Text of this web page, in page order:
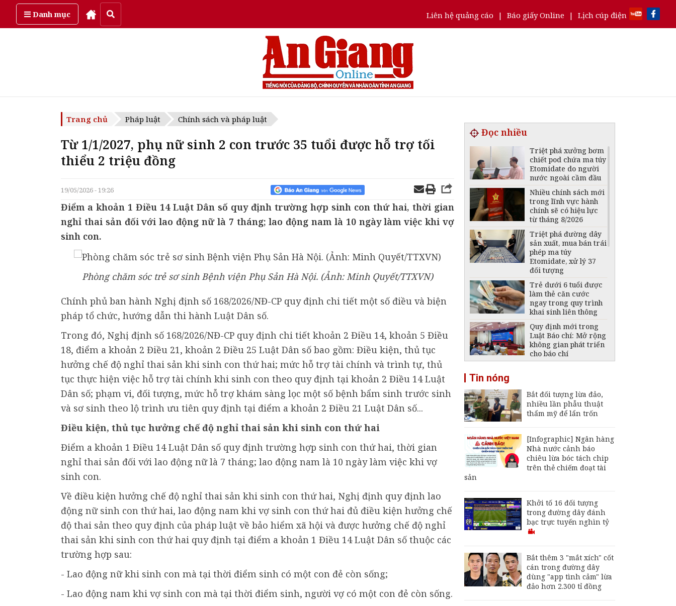
Danh mục Liên hệ quảng cáo | Báo giấy Online | Lịch cúp điện
Thứ năm, ngày 6/08/2026
Trang chủ Pháp luật Chính sách và pháp luật
Từ 1/1/2027, phụ nữ sinh 2 con trước 35 tuổi được hỗ trợ tối
thiểu 2 triệu đồng
19/05/2026 - 19:26
Điểm a khoản 1 Điều 14 Luật Dân số quy định trường hợp sinh con thứ hai, thời gian
nghỉ thai sản đối với lao động nữ là 7 tháng; lao động nam là 10 ngày làm việc khi vợ
sinh con.
Phòng chăm sóc trẻ sơ sinh Bệnh viện Phụ Sản Hà Nội. (Ảnh: Minh Quyết/TTXVN)
Chính phủ ban hành Nghị định số 168/2026/NĐ-CP quy định chi tiết một số điều và biện
pháp tổ chức, hướng dẫn thi hành Luật Dân số.
Trong đó, Nghị định số 168/2026/NĐ-CP quy định chi tiết khoản 2 Điều 14, khoản 5 Điều
18, điểm a khoản 2 Điều 21, khoản 2 Điều 25 Luật Dân số bao gồm: Điều kiện, thủ tục
hưởng chế độ nghỉ thai sản khi sinh con thứ hai; mức hỗ trợ tài chính và trình tự, thủ
tục thực hiện việc hỗ trợ tài chính khi sinh con theo quy định tại khoản 2 Điều 14 Luật
Dân số; phạm vi, đối tượng, mức hỗ trợ khám sàng lọc một số bệnh bẩm sinh trước sinh
và sơ sinh theo lộ trình ưu tiên quy định tại điểm a khoản 2 Điều 21 Luật Dân số...
Điều kiện, thủ tục hưởng chế độ nghỉ thai sản khi sinh con thứ hai
Điểm a khoản 1 Điều 14 Luật Dân số quy định trường hợp sinh con thứ hai, thời gian
nghỉ thai sản đối với lao động nữ là 7 tháng; lao động nam là 10 ngày làm việc khi vợ
sinh con.
Về điều kiện hưởng chế độ nghỉ thai sản khi sinh con thứ hai, Nghị định quy định lao
động nữ sinh con thứ hai, lao động nam khi vợ sinh con thứ hai đủ điều kiện hưởng chế
độ thai sản theo quy định của pháp luật về bảo hiểm xã hội và được hưởng chế độ nghỉ
thai sản khi sinh con thứ hai quy định tại điểm a khoản 1 Điều 14 Luật Dân số thuộc các
trường hợp sau:
- Lao động nữ khi sinh con mà tại thời điểm sinh có một con đẻ còn sống;
- Lao động nam khi vợ sinh con mà tại thời điểm sinh, người vợ có một con đẻ còn sống.
Đọc nhiều
Triệt phá xưởng bơm
chiết pod chứa ma túy
Etomidate do người
nước ngoài cầm đầu
Nhiều chính sách mới
trong lĩnh vực hành
chính sẽ có hiệu lực
từ tháng 8/2026
Triệt phá đường dây
sản xuất, mua bán trái
phép ma túy
Etomidate, xử lý 37
đối tượng
Trẻ dưới 6 tuổi được
làm thẻ căn cước
ngay trong quy trình
khai sinh liên thông
Quy định mới trong
Luật Báo chí: Mở rộng
không gian phát triển
cho báo chí
thuốc lá thế hệ mới
Truy tố Mr Pips,
Shark Bình và người
lừa đảo hơn 1.568 tỷ
đồng
Bắt thêm 3 "mắt xích"
cốt cán trong đường
Đổi mới công tác phổ
biến, giáo dục pháp
luật
Trình Quốc hội cơ chế
đặc thù xử lý vi phạm
liên quan kinh tế Nhà
nước, kinh tế tư nhân
Tin nóng
Bắt đối tượng lừa đảo,
nhiều lần phẫu thuật
thẩm mỹ để lẩn trốn
[Infographic] Ngân hàng
Nhà nước cảnh báo
chiêu lừa bóc tách chip
trên thẻ chiếm đoạt tài
sản
Khởi tố 16 đối tượng
trong đường dây đánh
bạc trực tuyến nghìn tỷ
Bắt thêm 3 "mắt xích" cốt
cán trong đường dây
dùng "app tình cảm" lừa
đảo hơn 2.300 tỉ đồng